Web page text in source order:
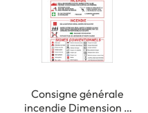
Consigne générale
incendie Dimension H